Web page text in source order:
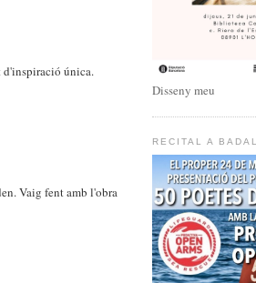
d'inspiració única.
Vaig fent amb l'obra
Disseny meu
RECITAL A